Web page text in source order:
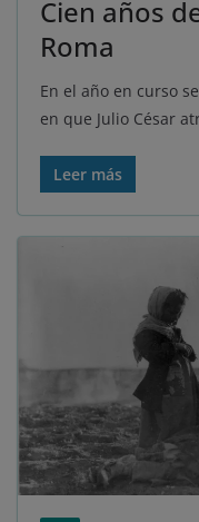
Cien años
Roma
En el año en curso
en que Julio César
Leer más